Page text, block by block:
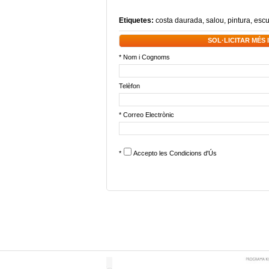
Etiquetes: costa daurada, salou, pintura,
SOL·LICITAR MÉS
* Nom i Cognoms
Telèfon
* Correo Electrònic
* Accepto les Condicions d'Ús